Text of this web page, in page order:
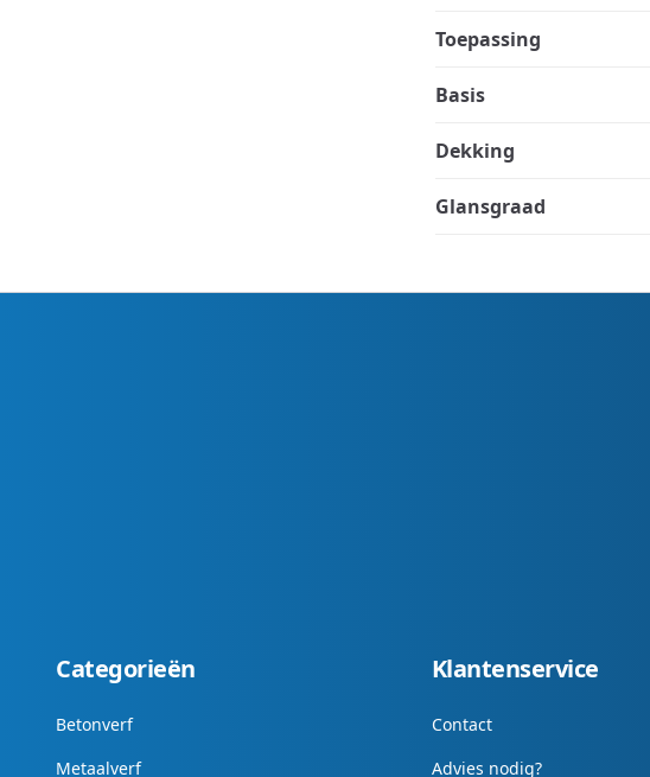
Toepassing
Basis
Dekking
Glansgraad
Categorieën
Betonverf
Metaalverf
Klantenservice
Contact
Advies nodig?